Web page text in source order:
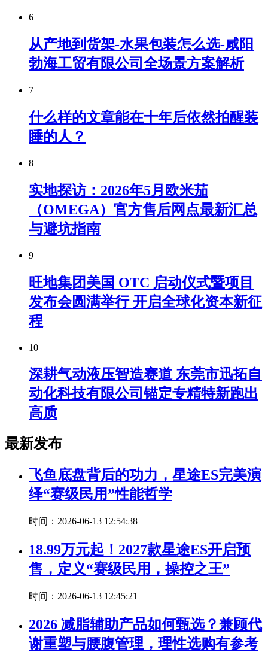
6
从产地到货架-水果包装怎么选-咸阳
勃海工贸有限公司全场景方案解析
7
什么样的文章能在十年后依然拍醒装
睡的人？
8
实地探访：2026年5月欧米茄
（OMEGA）官方售后网点最新汇总
与避坑指南
9
旺地集团美国 OTC 启动仪式暨项目
发布会圆满举行 开启全球化资本新征
程
10
深耕气动液压智造赛道 东莞市迅拓自
动化科技有限公司锚定专精特新跑出
高质
最新发布
飞鱼底盘背后的功力，星途ES完美演
绎“赛级民用”性能哲学
时间：2026-06-13 12:54:38
18.99万元起！2027款星途ES开启预
售，定义“赛级民用，操控之王”
时间：2026-06-13 12:45:21
2026 减脂辅助产品如何甄选？兼顾代
谢重塑与腰腹管理，理性选购有参考